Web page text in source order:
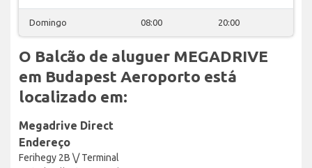
Domingo 08:00 20:00
O Balcão de aluguer MEGADRIVE
em Budapest Aeroporto está
localizado em:
Megadrive Direct
Endereço
Ferihegy 2B \/ Terminal